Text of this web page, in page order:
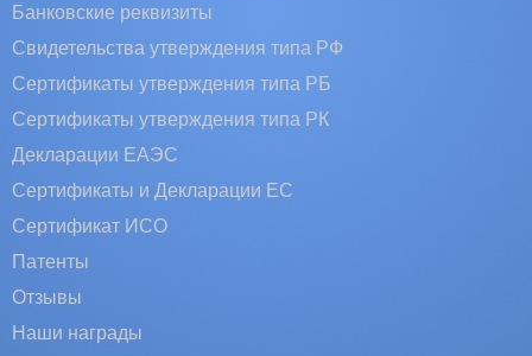
Банковские реквизиты
Свидетельства утверждения типа РФ
Сертификаты утверждения типа РБ
Сертификаты утверждения типа РК
Декларации ЕАЭС
Сертификаты и Декларации EC
Сертификат ИСО
Патенты
Отзывы
Наши награды